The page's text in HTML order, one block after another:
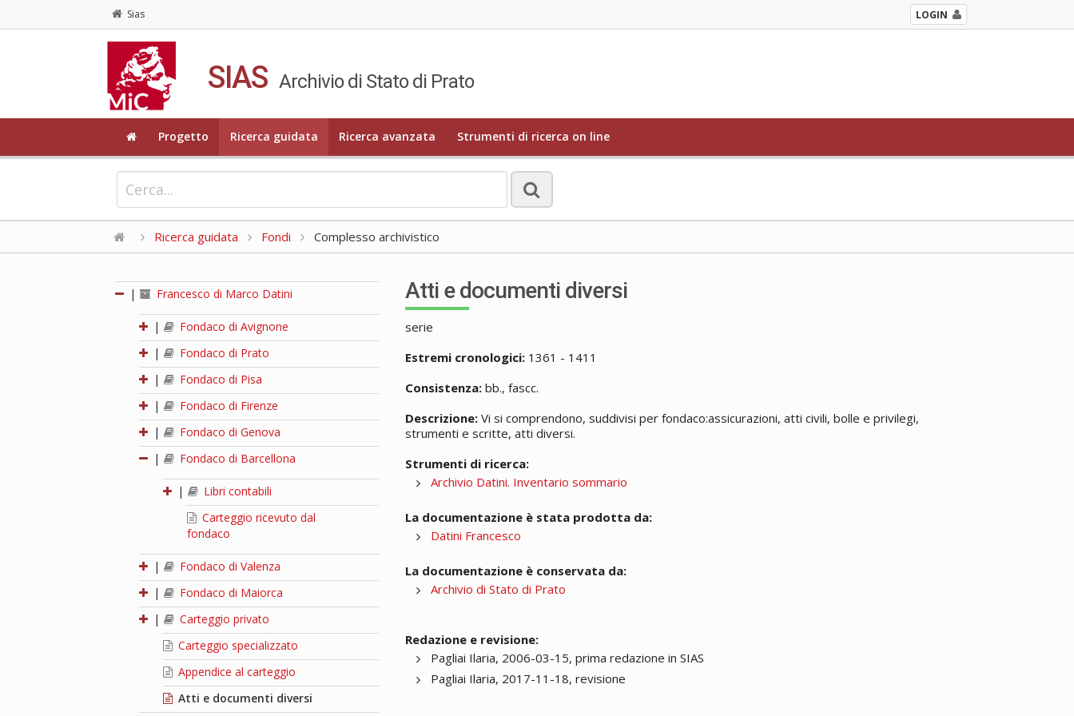
Sias LOGIN
SIAS Archivio di Stato di Prato
Progetto Ricerca guidata Ricerca avanzata Strumenti di ricerca on line
Ricerca guidata Fondi Complesso archivistico
| Francesco di Marco Datini
|
Fondaco di Avignone
|
Fondaco di Prato
|
Fondaco di Pisa
|
Fondaco di Firenze
|
Fondaco di Genova
|
Fondaco di Barcellona
|
Libri contabili
Carteggio ricevuto dal
fondaco
|
Fondaco di Valenza
|
Fondaco di Maiorca
|
Carteggio privato
Carteggio specializzato
Appendice al carteggio
Atti e documenti diversi
Atti e documenti diversi
serie
Estremi cronologici: 1361 - 1411
Consistenza: bb., fascc.
Descrizione: Vi si comprendono, suddivisi per fondaco:assicurazioni, atti civili, bolle e privilegi,
strumenti e scritte, atti diversi.
Strumenti di ricerca:
Archivio Datini. Inventario sommario
La documentazione è stata prodotta da:
Datini Francesco
La documentazione è conservata da:
Archivio di Stato di Prato
Redazione e revisione:
Pagliai Ilaria, 2006-03-15, prima redazione in SIAS
Pagliai Ilaria, 2017-11-18, revisione